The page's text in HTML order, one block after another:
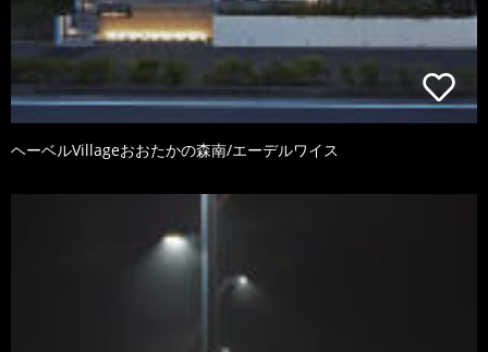
ヘーベルVillageおおたかの森南/エーデルワイス